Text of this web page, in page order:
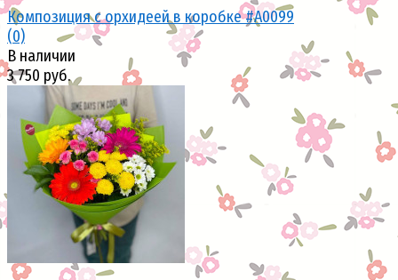
избранное сравнить
Композиция с орхидеей в коробке #А0099
(0)
В наличии
3 750 руб.